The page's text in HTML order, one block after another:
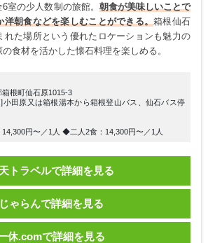
室の少人数制の旅館。 朝食が美味しいことで
洋朝食などを楽しむことができる。箱根仙石
れた場所という優れたロケーションも魅力の
食材を活かした懐石料理を楽しめる。
根町仙石原1015-3
小田原又は箱根湯本から箱根登山バス、仙石バス停
円〜／1人 ◆二人2食：14,300円〜／1人
トラベルで詳細を見る
じゃらんで詳細を見る
休.comで詳細を見る